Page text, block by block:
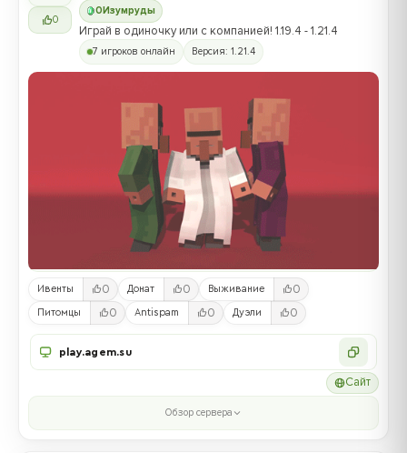
0
0 Изумруды
Играй в одиночку или с компанией! 1.19.4 - 1.21.4
7 игроков онлайн Версия: 1.21.4
Ивенты 0 Донат 0 Выживание 0
Питомцы 0 Antispam 0 Дуэли 0
play.agem.su
Сайт
Обзор сервера